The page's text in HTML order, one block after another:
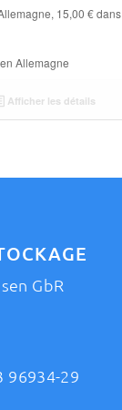
15,00 € dans
Allemagne
Afficher les détails
GbR
96934-29